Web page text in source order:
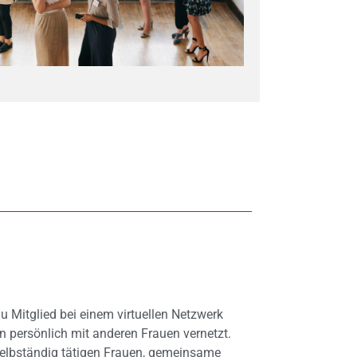
Mitglied bei einem virtuellen Netzwerk
persönlich mit anderen Frauen vernetzt.
tätigen Frauen, gemeinsame